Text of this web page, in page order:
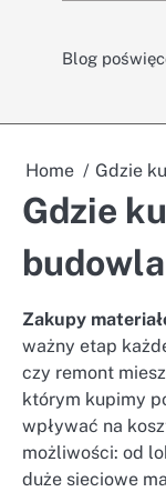
Blog
Home Gdzie
Gdzie
Zakupy
ważny etap
czy remont
którym kupimy
wpływać na
możliwości: od
duże sieciowe